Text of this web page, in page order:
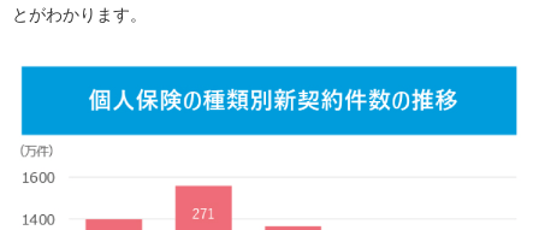
とがわかります。